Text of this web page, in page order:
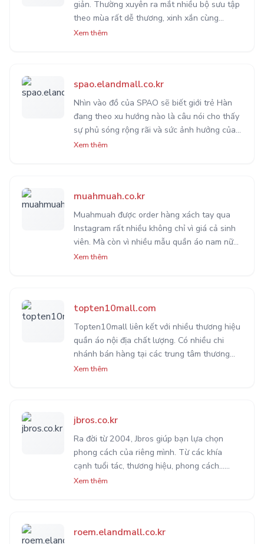
giản. Thường xuyên ra mắt nhiều bộ sưu tập
theo mùa rất dễ thương, xinh xắn cùng
những áo sơ mi công sở được thiết kế sang
Xem thêm
spao.elandmall.co.kr
Nhìn vào đồ của SPAO sẽ biết giới trẻ Hàn
đang theo xu hướng nào là câu nói cho thấy
sự phủ sóng rộng rãi và sức ảnh hưởng của
SPAO tại Hàn Quốc về những mặt hàng thời
Xem thêm
muahmuah.co.kr
Muahmuah được order hàng xách tay qua
Instagram rất nhiều không chỉ vì giá cả sinh
viên. Mà còn vì nhiều mẫu quần áo nam nữ
vừa đẹp vừa chất lượng. Tại đây, bạn sẽ bắt
Xem thêm
topten10mall.com
Topten10mall liên kết với nhiều thương hiệu
quần áo nội địa chất lượng. Có nhiều chi
nhánh bán hàng tại các trung tâm thương
mại ở Hàn Quốc. Rất đáng để cân nhắc mua
Xem thêm
jbros.co.kr
Ra đời từ 2004, Jbros giúp bạn lựa chọn
phong cách của riêng mình. Từ các khía
cạnh tuổi tác, thương hiệu, phong cách...
Mang lại cho bạn màu sắc riêng, đúng với
Xem thêm
roem.elandmall.co.kr